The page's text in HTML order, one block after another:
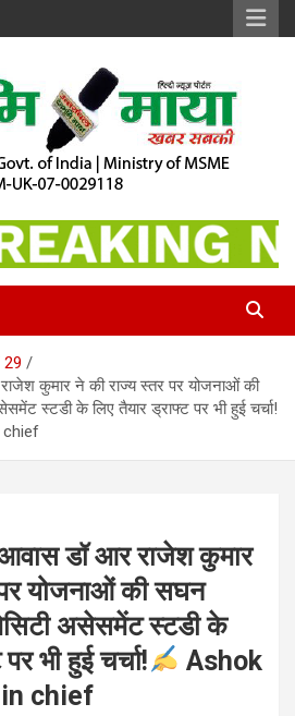
Maya
29
कुमार ने की राज्य स्तर पर योजनाओं की
स्टडी के लिए तैयार ड्राफ्ट पर भी हुई चर्चा!
chief
डॉ आर राजेश कुमार
योजनाओं की सघन
असेसमेंट स्टडी के
भी हुई चर्चा!
Ashok
chief